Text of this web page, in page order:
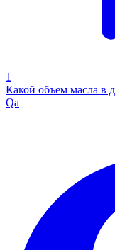
1
Какой объем масла в
Qa